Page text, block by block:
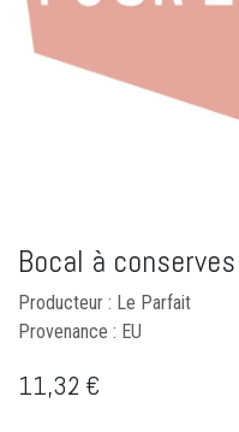
Bocal à
Producteur : Le Parfait
Provenance : EU
11,32 €